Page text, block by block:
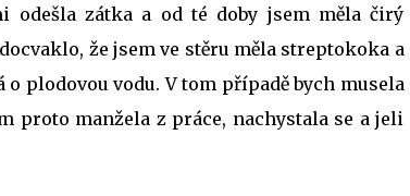
odešla zátka a od té doby jsem měla čirý
že jsem ve stěru měla streptokoka a
plodovou vodu. V tom případě bych musela
proto manžela z práce, nachystala se a jeli